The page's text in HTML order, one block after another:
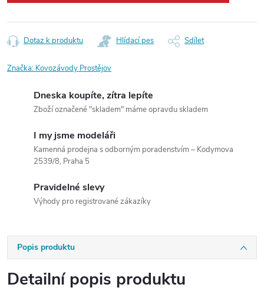
Dotaz k produktu Hlídací pes Sdílet
Značka: Kovozávody Prostějov
Dneska koupíte, zítra lepíte
Zboží označené "skladem" máme opravdu skladem
I my jsme modeláři
Kamenná prodejna s odborným poradenstvím – Kodymova
2539/8, Praha 5
Pravidelné slevy
Výhody pro registrované zákazíky
Popis produktu
Detailní popis produktu